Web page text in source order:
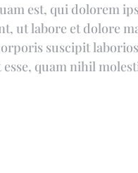
est, qui dolorem
ut labore et dolore
suscipit
quam nihil